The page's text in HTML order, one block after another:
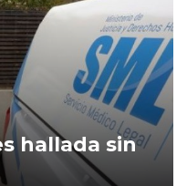
hallada sin